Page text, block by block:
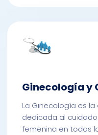
Ginecología y
La Ginecología es
dedicada al
femenina en todas